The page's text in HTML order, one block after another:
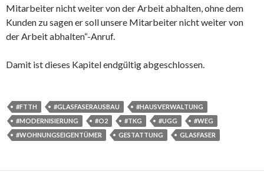
Mitarbeiter nicht weiter von der Arbeit abhalten, ohne dem
Kunden zu sagen er soll unsere Mitarbeiter nicht weiter von
der Arbeit abhalten“-Anruf.
Damit ist dieses Kapitel endgültig abgeschlossen.
#FTTH #GLASFASERAUSBAU
#HAUSVERWALTUNG
#MODERNISIERUNG
#O2 #TKG #UGG
#WEG
#WOHNUNGSEIGENTÜMER
GESTATTUNG GLASFASER